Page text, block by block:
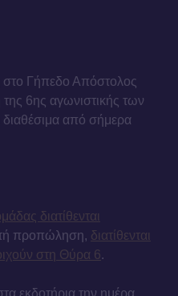
στο Γήπεδο Απόστολος
6ης αγωνιστικής των
από σήμερα
διατίθενται
προπώληση, διατίθενται
στη Θύρα 6.
εκδοτήρια την ημέρα